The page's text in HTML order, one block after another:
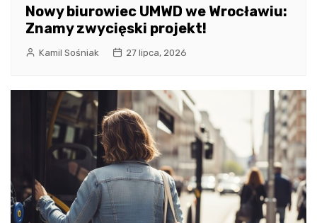
Nowy biurowiec UMWD we Wrocławiu:
Znamy zwycięski projekt!
Kamil Sośniak 27 lipca, 2026